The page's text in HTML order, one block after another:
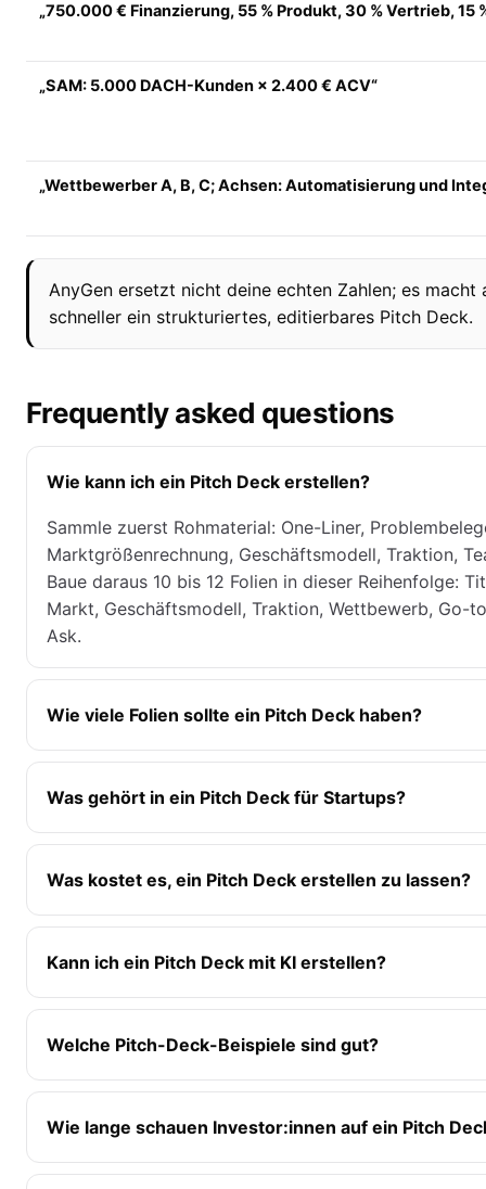
„750.000 € Finanzierung, 55 % Produkt, 30 % Vertrieb, 15
„SAM: 5.000 DACH-Kunden × 2.400 € ACV“
„Wettbewerber A, B, C; Achsen: Automatisierung und
AnyGen ersetzt nicht deine echten Zahlen; es macht
schneller ein strukturiertes, editierbares Pitch Deck.
Frequently asked questions
Wie kann ich ein Pitch Deck erstellen?
Sammle zuerst Rohmaterial: One-Liner,
Marktgrößenrechnung, Geschäftsmodell, Traktion,
Baue daraus 10 bis 12 Folien in dieser Reihenfolge:
Markt, Geschäftsmodell, Traktion, Wettbewerb, Go-
Ask.
Wie viele Folien sollte ein Pitch Deck haben?
Was gehört in ein Pitch Deck für Startups?
Was kostet es, ein Pitch Deck erstellen zu lassen?
Kann ich ein Pitch Deck mit KI erstellen?
Welche Pitch-Deck-Beispiele sind gut?
Wie lange schauen Investor:innen auf ein Pitch